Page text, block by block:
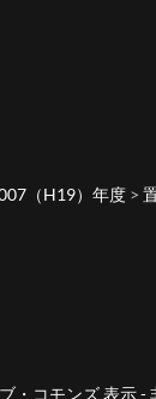
（H19）年度 >
・コモンズ 表示 -